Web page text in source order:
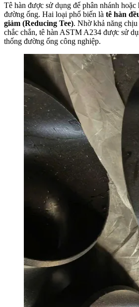
Tê hàn được sử dụng để phân nhánh
đường ống. Hai loại phổ biến là tê hàn
giảm (Reducing Tee). Nhờ khả năng
chắc chắn, tê hàn ASTM A234 được sử
thống đường ống công nghiệp.